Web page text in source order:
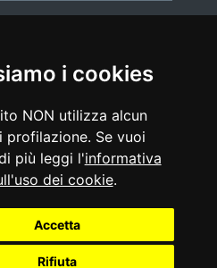
i cookies
NON utilizza alcun
profilazione. Se vuoi
più leggi l'informativa
dei cookie.
Accetta
Rifiuta
|glossario
policy
|feedback